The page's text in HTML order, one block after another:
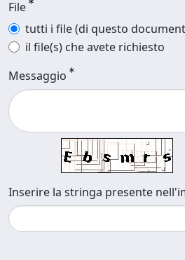
File
tutti i file (di questo
il file(s) che avete richiesto
Messaggio
Inserire la stringa presente